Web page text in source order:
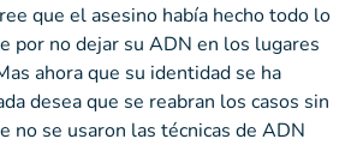
que el asesino había hecho todo lo
por no dejar su ADN en los lugares
ahora que su identidad se ha
desea que se reabran los casos sin
no se usaron las técnicas de ADN